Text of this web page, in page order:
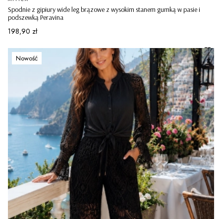
Spodnie z gipiury wide leg brązowe z wysokim stanem gumką w pasie i
podszewką Peravina
Cena
198,90 zł
Nowość